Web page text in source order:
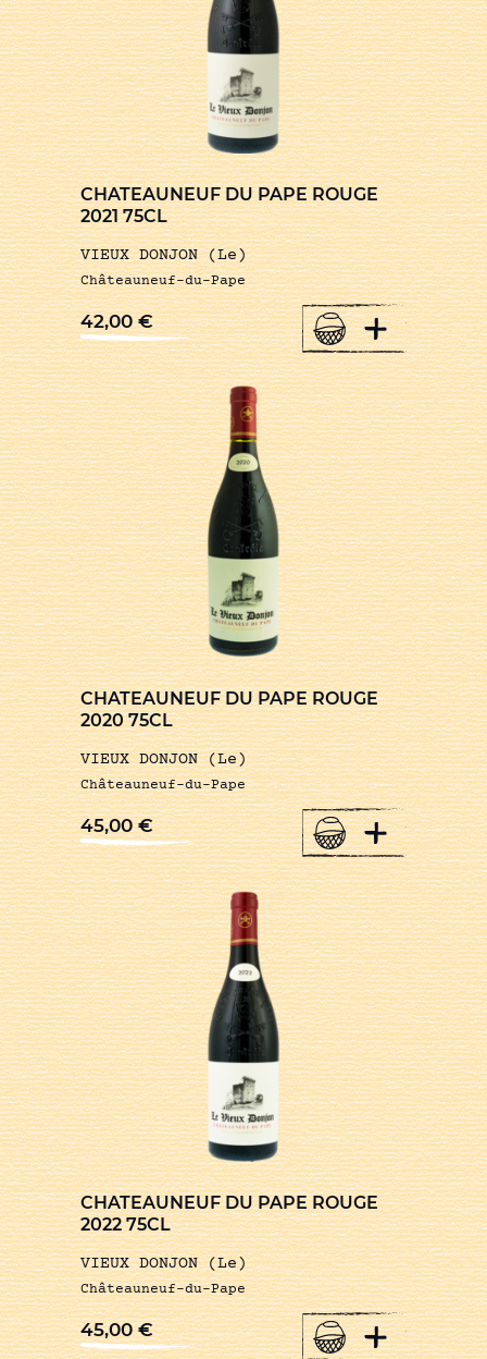
CHATEAUNEUF DU PAPE ROUGE
2021 75CL
VIEUX DONJON (Le)
Châteauneuf-du-Pape
42,00€ +
CHATEAUNEUF DU PAPE ROUGE
2020 75CL
VIEUX DONJON (Le)
Châteauneuf-du-Pape
45,00€ +
CHATEAUNEUF DU PAPE ROUGE
2022 75CL
VIEUX DONJON (Le)
Châteauneuf-du-Pape
45,00€ +